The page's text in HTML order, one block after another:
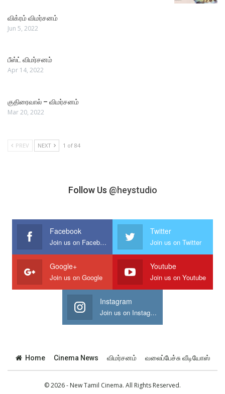
விக்ரம் விமர்சனம்
Jun 5, 2022
பீஸ்ட் விமர்சனம்
Apr 14, 2022
குதிரைவால் – விமர்சனம்
Mar 20, 2022
PREV NEXT 1 of 84
Follow Us @heystudio
Facebook
Join us on Facebook
Twitter
Join us on Twitter
Google+
Join us on Google
Youtube
Join us on Youtube
Instagram
Join us on Instagram
Home Cinema News விமர்சனம் வலைப்பேச்சு வீடியோஸ்
© 2026 - New Tamil Cinema. All Rights Reserved.